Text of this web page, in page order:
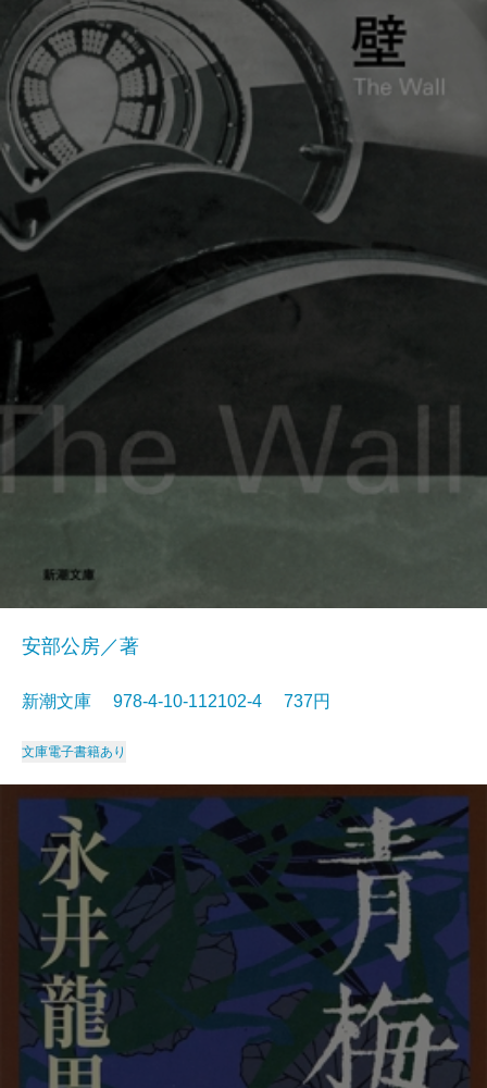
安部公房／著
新潮文庫 978-4-10-112102-4 737円
文庫電子書籍あり